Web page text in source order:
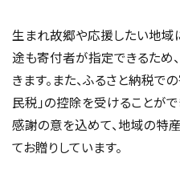
生まれ故郷や応援したい地域
途も寄付者が指定できるため
きます。また、ふるさと納税で
民税」の控除を受けることが
感謝の意を込めて、地域の特
てお贈りしています。